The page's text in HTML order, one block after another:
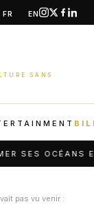
FR EN
SANS
EN
pas vu venir :